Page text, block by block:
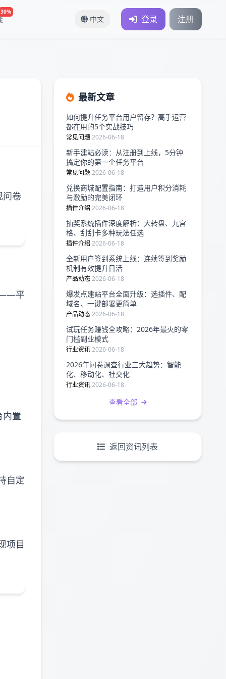
30%
中文 登录 注册
问卷
——平
内置
自定
项目
最新文章
如何提升任务平台用户留存？高手运营
都在用的5个实战技巧
常见问题·2026-06-18
新手建站必读：从注册到上线，5分钟
搞定你的第一个任务平台
常见问题·2026-06-18
兑换商城配置指南：打造用户积分消耗
与激励的完美闭环
插件介绍·2026-06-18
抽奖系统插件深度解析：大转盘、九宫
格、刮刮卡多种玩法任选
插件介绍·2026-06-18
全新用户签到系统上线：连续签到奖励
机制有效提升日活
产品动态·2026-06-18
爆发点建站平台全面升级：选插件、配
域名、一键部署更简单
产品动态·2026-06-18
试玩任务赚钱全攻略：2026年最火的零
门槛副业模式
行业资讯·2026-06-18
2026年问卷调查行业三大趋势：智能
化、移动化、社交化
行业资讯·2026-06-18
查看全部
返回资讯列表